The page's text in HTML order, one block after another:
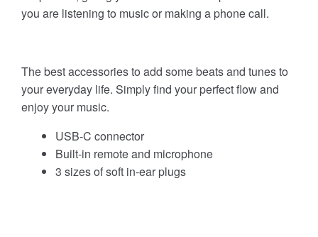
you are listening to music or making a phone call.
The best accessories to add some beats and tunes to
your everyday life. Simply find your perfect flow and
enjoy your music.
USB-C connector
Built-in remote and microphone
3 sizes of soft in-ear plugs